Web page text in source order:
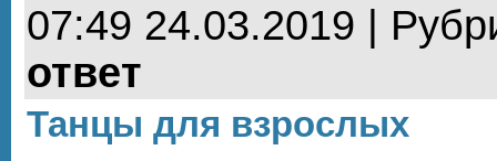
07:49 24.03.2019 |
ответ
Танцы для взрослых